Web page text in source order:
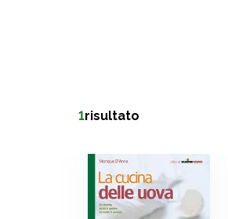
1risultato